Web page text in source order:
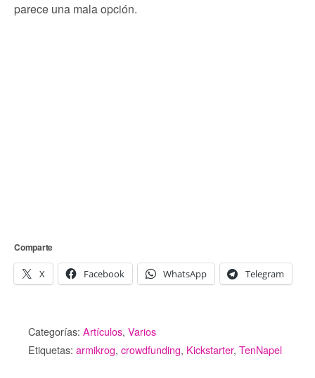
parece una mala opción.
Comparte
X Facebook WhatsApp Telegram
Categorías: Artículos, Varios
Etiquetas: armikrog, crowdfunding, Kickstarter, TenNapel